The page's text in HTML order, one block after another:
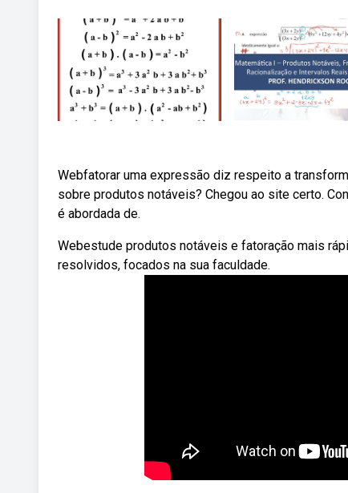
Webfatorar uma expressão diz respeito a
sobre produtos notáveis? Chegou ao site certo.
é abordada de.
Webestude produtos notáveis e fatoração mais
resolvidos, focados na sua faculdade.